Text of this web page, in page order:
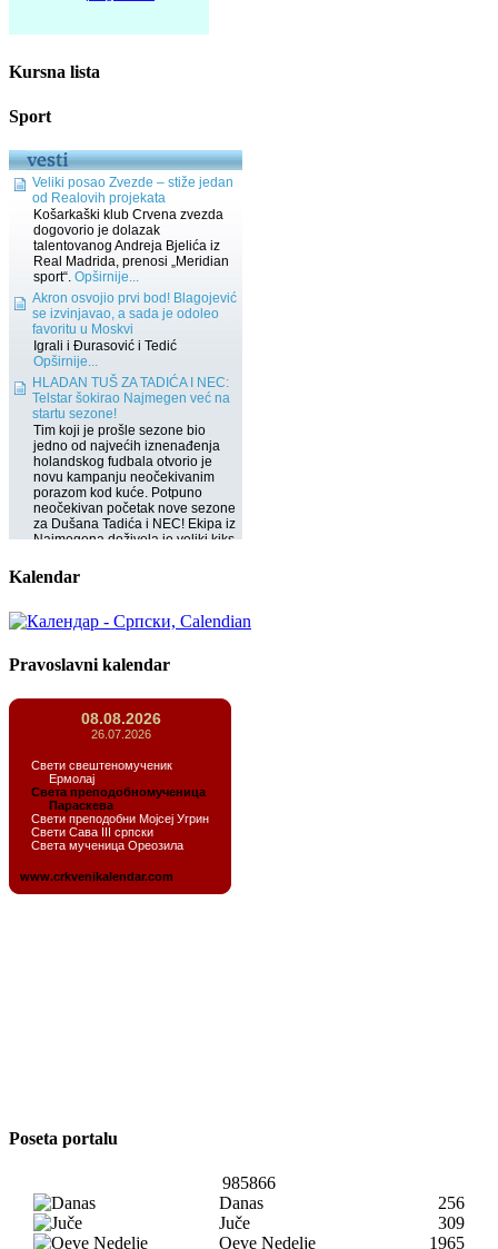
Kursna lista
Sport
Kalendar
Pravoslavni kalendar
Poseta portalu
985866
Danas
256
Juče
309
Oeve Nedelje
1965